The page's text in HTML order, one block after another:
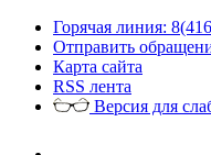
Горячая линия:
Отправить
Карта сайта
RSS лента
Версия для